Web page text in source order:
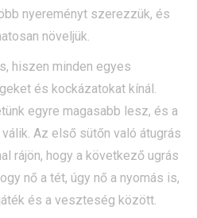
nyereményt szerezzük, és
növeljük.
hiszen minden egyes
és kockázatokat kínál.
egyre magasabb lesz, és a
Az első sütőn való átugrás
rájön, hogy a következő ugrás
nő a tét, úgy nő a nyomás is,
és a veszteség között.